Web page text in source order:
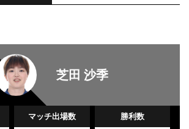
芝田 沙季
マッチ出場数 勝利数